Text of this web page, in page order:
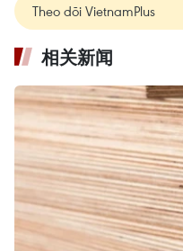
Theo dõi VietnamPlus
相关新闻